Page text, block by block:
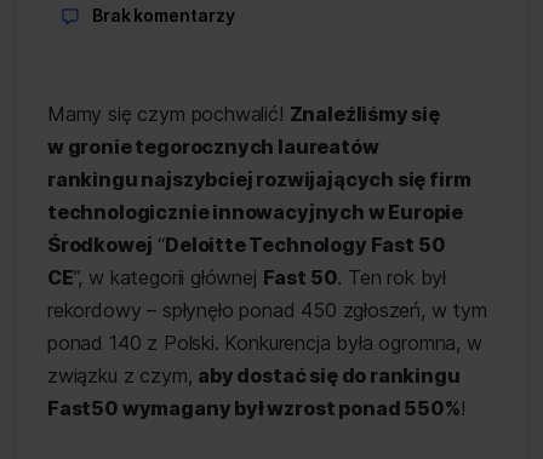
Brak komentarzydo
rankingu Deloitte Technology
Fast50
Mamy się czym pochwalić! Znaleźliśmy się
w gronie tegorocznych laureatów
rankingu najszybciej rozwijających się firm
technologicznie innowacyjnych w Europie
Środkowej “Deloitte Technology Fast 50
CE”, w kategorii głównej Fast 50. Ten rok był
rekordowy – spłynęło ponad 450 zgłoszeń, w tym
ponad 140 z Polski. Konkurencja była ogromna, w
związku z czym, aby dostać się do rankingu
Fast50 wymagany był wzrost ponad 550%!